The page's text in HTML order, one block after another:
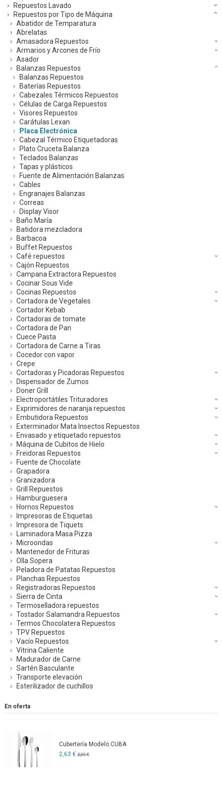
Repuestos Lavado
Repuestos por Tipo de Máquina
Abatidor de Temparatura
Abrelatas
Amasadora Repuestos
Armarios y Arcones de Frío
Asador
Balanzas Repuestos
Balanzas Repuestos
Baterías Repuestos
Cabezales Térmicos Repuestos
Células de Carga Repuestos
Visores Repuestos
Carátulas Lexan
Placa Electrónica
Cabezal Térmico Etiquetadoras
Plato Cruceta Balanza
Teclados Balanzas
Tapas y plásticos
Fuente de Alimentación Balanzas
Cables
Engranajes Balanzas
Correas
Display Visor
Baño María
Batidora mezcladora
Barbacoa
Buffet Repuestos
Café repuestos
Cajón Repuestos
Campana Extractora Repuestos
Cocinar Sous Vide
Cocinas Repuestos
Cortadora de Vegetales
Cortador Kebab
Cortadoras de tomate
Cortadora de Pan
Cuece Pasta
Cortadora de Carne a Tiras
Cocedor con vapor
Crepe
Cortadoras y Picadoras Repuestos
Dispensador de Zumos
Doner Grill
Electroportátiles Trituradores
Exprimidores de naranja repuestos
Embutidora Repuestos
Exterminador Mata Insectos Repuestos
Envasado y etiquetado repuestos
Máquina de Cubitos de Hielo
Freidoras Repuestos
Fuente de Chocolate
Grapadora
Granizadora
Grill Repuestos
Hamburguesera
Hornos Repuestos
Impresoras de Etiquetas
Impresora de Tiquets
Laminadora Masa Pizza
Microondas
Mantenedor de Frituras
Olla Sopera
Peladora de Patatas Repuestos
Planchas Repuestos
Registradoras Repuestos
Sierra de Cinta
Termoselladora repuestos
Tostador Salamandra Repuestos
Termos Chocolatera Repuestos
TPV Repuestos
Vacío Repuestos
Vitrina Caliente
Madurador de Carne
Sartén Basculante
Transporte elevación
Esterilizador de cuchillos
En oferta
Cubertería Modelo CUBA
2,63 € 3,09 €